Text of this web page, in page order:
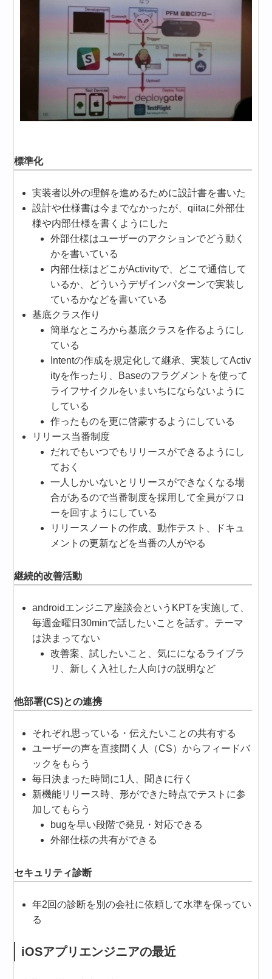
標準化
実装者以外の理解を進めるために設計書を書いた
設計や仕様書は今までなかったが、qiitaに外部仕
様や内部仕様を書くようにした
外部仕様はユーザーのアクションでどう動く
かを書いている
内部仕様はどこがActivityで、どこで通信して
いるか、どういうデザインパターンで実装し
ているかなどを書いている
基底クラス作り
簡単なところから基底クラスを作るようにし
ている
Intentの作成を規定化して継承、実装してActiv
ityを作ったり、Baseのフラグメントを使って
ライフサイクルをいまいちにならないように
している
作ったものを更に啓蒙するようにしている
リリース当番制度
だれでもいつでもリリースができるようにし
ておく
一人しかいないとリリースができなくなる場
合があるので当番制度を採用して全員がフロ
ーを回すようにしている
リリースノートの作成、動作テスト、ドキュ
メントの更新などを当番の人がやる
継続的改善活動
androidエンジニア座談会というKPTを実施して、
毎週金曜日30minで話したいことを話す。テーマ
は決まってない
改善案、試したいこと、気にになるライブラ
リ、新しく入社した人向けの説明など
他部署(CS)との連携
それぞれ思っている・伝えたいことの共有する
ユーザーの声を直接聞く人（CS）からフィードバ
ックをもらう
毎日決まった時間に1人、聞きに行く
新機能リリース時、形ができた時点でテストに参
加してもらう
bugを早い段階で発見・対応できる
外部仕様の共有ができる
セキュリティ診断
年2回の診断を別の会社に依頼して水準を保ってい
る
iOSアプリエンジニアの最近